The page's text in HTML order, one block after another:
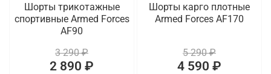
Шорты трикотажные
спортивные Armed Forces
AF90
3 290 ₽
2 890 ₽
Шорты карго плотные
Armed Forces AF170
5 290 ₽
4 590 ₽